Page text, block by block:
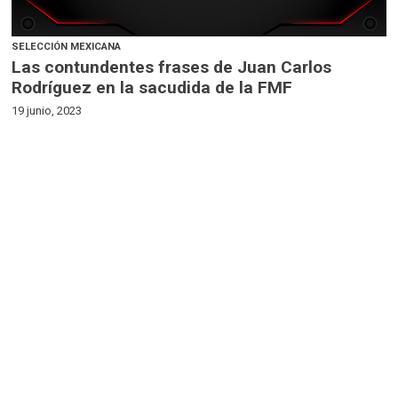
SELECCIÓN MEXICANA
Las contundentes frases de Juan Carlos
Rodríguez en la sacudida de la FMF
19 junio, 2023